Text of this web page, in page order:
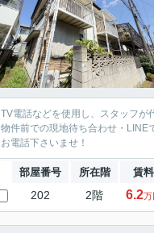
TV電話などを使用し、スタッフが
物件前での現地待ち合わせ・LINE
お電話下さいませ！
部屋番号 所在階 賃料
202 2階 6.2万